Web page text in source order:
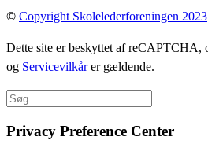
© Copyright Skolelederforeningen 2023
Dette site er beskyttet af reCAPTCHA,
og Servicevilkårer gældende.
Privacy Preference Center